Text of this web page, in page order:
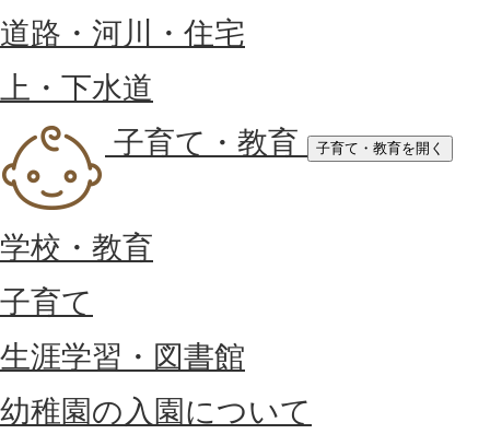
道路・河川・住宅
上・下水道
子育て・教育
子育て・教育を開く
学校・教育
子育て
生涯学習・図書館
幼稚園の入園について